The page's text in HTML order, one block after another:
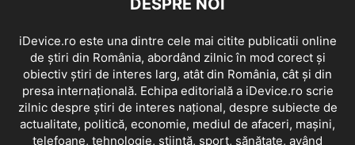
DESPRE NOI
iDevice.ro este una dintre cele mai citite publicatii online
de știri din România, abordând zilnic în mod corect și
obiectiv știri de interes larg, atât din România, cât și din
presa internațională. Echipa editorială a iDevice.ro scrie
zilnic despre știri de interes național, despre subiecte de
actualitate, politică, economie, mediul de afaceri, mașini,
telefoane, tehnologie, știință, sport, sănătate, având